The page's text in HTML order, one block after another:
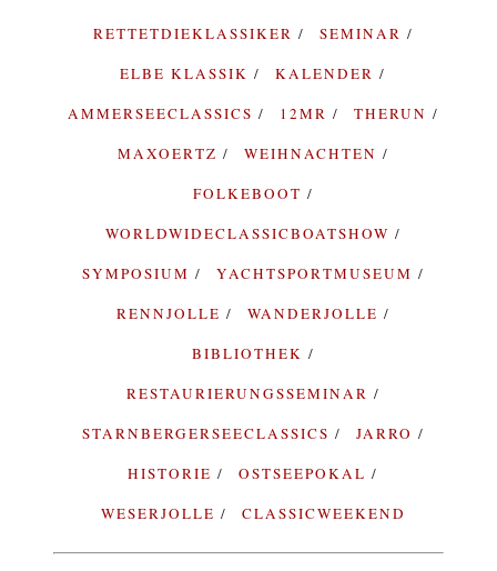
RETTETDIEKLASSIKER
SEMINAR
ELBE KLASSIK
KALENDER
AMMERSEECLASSICS
12MR
THERUN
MAXOERTZ
WEIHNACHTEN
FOLKEBOOT
WORLDWIDECLASSICBOATSHOW
SYMPOSIUM
YACHTSPORTMUSEUM
RENNJOLLE
WANDERJOLLE
BIBLIOTHEK
RESTAURIERUNGSSEMINAR
STARNBERGERSEECLASSICS
JARRO
HISTORIE
OSTSEEPOKAL
WESERJOLLE
CLASSICWEEKEND